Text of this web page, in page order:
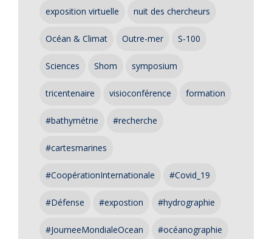
exposition virtuelle nuit des chercheurs
Océan & Climat Outre-mer S-100
Sciences Shom symposium
tricentenaire visioconférence formation
#bathymétrie #recherche
#cartesmarines
#CoopérationInternationale #Covid_19
#Défense #expostion #hydrographie
#JourneeMondialeOcean #océanographie